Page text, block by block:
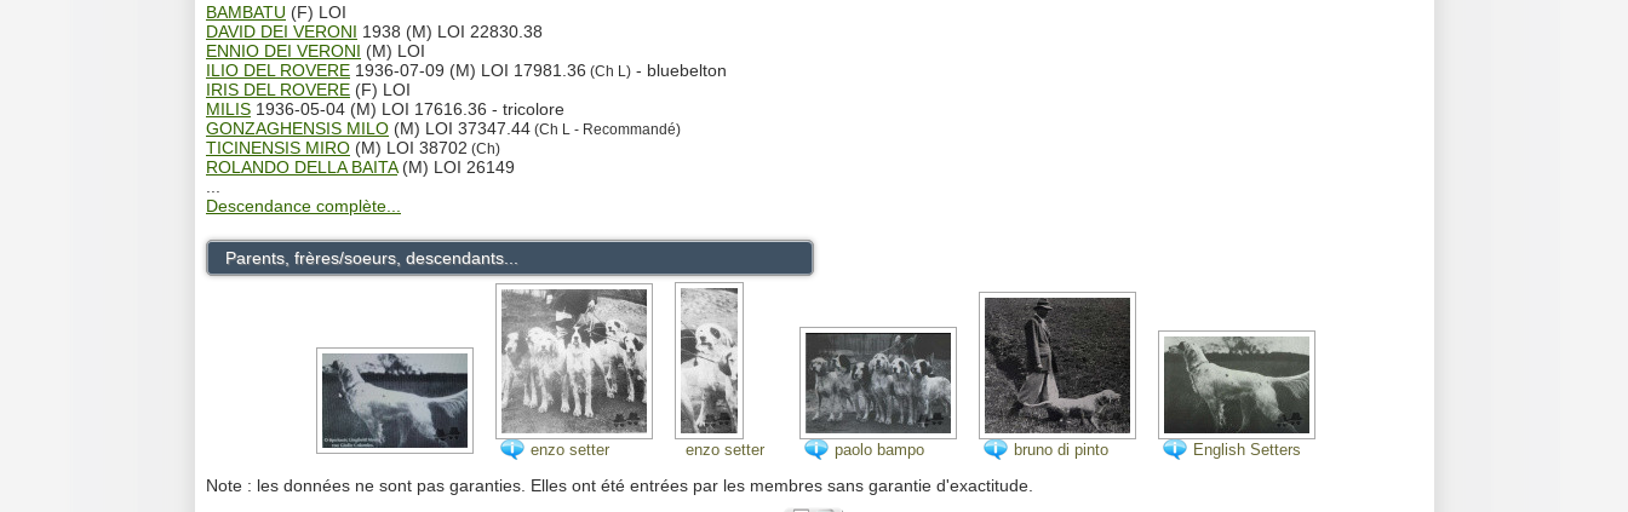
BAMBATU (F) LOI
DAVID DEI VERONI 1938 (M) LOI 22830.38
ENNIO DEI VERONI (M) LOI
ILIO DEL ROVERE 1936-07-09 (M) LOI 17981.36 (Ch L) - bluebelton
IRIS DEL ROVERE (F) LOI
MILIS 1936-05-04 (M) LOI 17616.36 - tricolore
GONZAGHENSIS MILO (M) LOI 37347.44 (Ch L - Recommandé)
TICINENSIS MIRO (M) LOI 38702 (Ch)
ROLANDO DELLA BAITA(M) LOI 26149
Descendance complète...
Parents, frères/soeurs, descendants...
enzo setter enzo setter paolo bampo bruno di pinto
English Setters
Note : les données ne sont pas garanties. Elles ont été entrées par les membres sans garantie d'exactitude.